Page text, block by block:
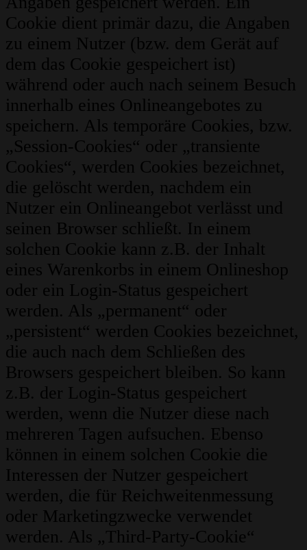
Cookie dient primär dazu, die Angaben
zu einem Nutzer (bzw. dem Gerät auf
dem das Cookie gespeichert ist)
während oder auch nach seinem Besuch
innerhalb eines Onlineangebotes zu
speichern. Als temporäre Cookies, bzw.
„Session-Cookies“ oder „transiente
Cookies“, werden Cookies bezeichnet,
die gelöscht werden, nachdem ein
Nutzer ein Onlineangebot verlässt und
seinen Browser schließt. In einem
solchen Cookie kann z.B. der Inhalt
eines Warenkorbs in einem Onlineshop
oder ein Login-Status gespeichert
werden. Als „permanent“ oder
„persistent“ werden Cookies bezeichnet,
die auch nach dem Schließen des
Browsers gespeichert bleiben. So kann
z.B. der Login-Status gespeichert
werden, wenn die Nutzer diese nach
mehreren Tagen aufsuchen. Ebenso
können in einem solchen Cookie die
Interessen der Nutzer gespeichert
werden, die für Reichweitenmessung
oder Marketingzwecke verwendet
werden. Als „Third-Party-Cookie“